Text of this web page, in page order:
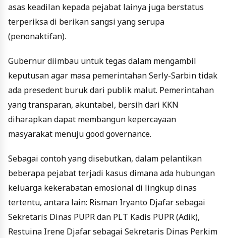
asas keadilan kepada pejabat lainya juga berstatus
terperiksa di berikan sangsi yang serupa
(penonaktifan).
Gubernur diimbau untuk tegas dalam mengambil
keputusan agar masa pemerintahan Serly-Sarbin tidak
ada presedent buruk dari publik malut. Pemerintahan
yang transparan, akuntabel, bersih dari KKN
diharapkan dapat membangun kepercayaan
masyarakat menuju good governance.
Sebagai contoh yang disebutkan, dalam pelantikan
beberapa pejabat terjadi kasus dimana ada hubungan
keluarga kekerabatan emosional di lingkup dinas
tertentu, antara lain: Risman Iryanto Djafar sebagai
Sekretaris Dinas PUPR dan PLT Kadis PUPR (Adik),
Restuina Irene Djafar sebagai Sekretaris Dinas Perkim